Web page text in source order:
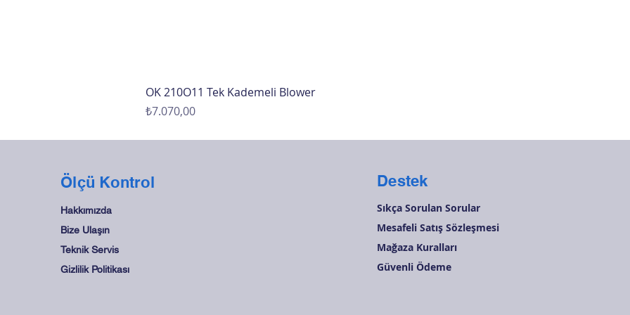
OK 210O11 Tek Kademeli Blower
Fiyat
₺7.070,00
Ölçü Kontrol
Hakkımızda
Bize Ulaşın
Teknik Servis
Gizlilik Politikası
Destek
Sıkça Sorulan Sorular
Mesafeli Satış Sözleşmesi
Mağaza Kuralları
Güvenli Ödeme